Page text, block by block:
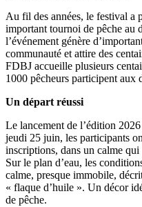
Au fil des années, le festival a
important tournoi de pêche au
l’événement génère
communauté et attire des
FDBJ accueille plusieurs
1000 pêcheurs participent aux
Un départ réussi
Le lancement de l’édition
jeudi 25 juin, les participants
inscriptions, dans un calme
Sur le plan d’eau, les
calme, presque immobile,
« flaque d’huile ». Un décor
de pêche.